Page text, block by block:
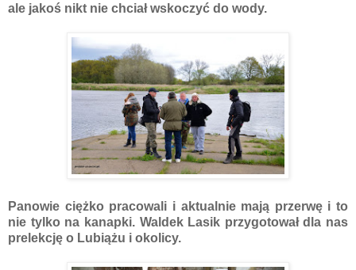
ale jakoś nikt nie chciał wskoczyć do wody.
Panowie ciężko pracowali i aktualnie mają przerwę i to
nie tylko na kanapki. Waldek Lasik przygotował dla nas
prelekcję o Lubiążu i okolicy.